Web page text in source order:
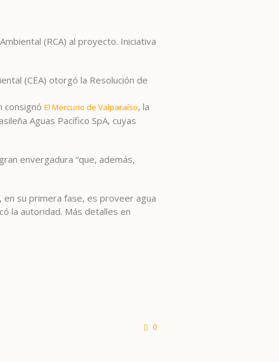
(RCA) al proyecto. Iniciativa
(CEA) otorgó la Resolución de
consignó El Mercurio de Valparaíso, la
Aguas Pacífico SpA, cuyas
envergadura “que, además,
su primera fase, es proveer agua
la autoridad. Más detalles en
0